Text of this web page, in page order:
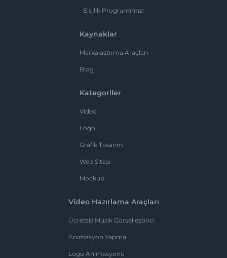
Elçilik Programımızı
Kaynaklar
Markalaştırma Araçları
Blog
Kategoriler
Video
Logo
Grafik Tasarım
Web Sitesi
Mockup
Video Hazırlama Araçları
Ücretsiz Müzik Görselleştirici
Animasyon Yapma
Logo Animasyonu